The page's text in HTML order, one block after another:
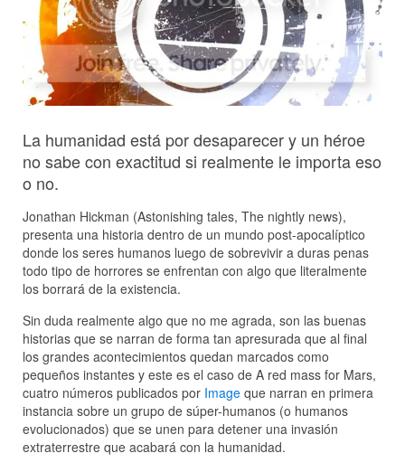
La humanidad está por desaparecer y un héroe
no sabe con exactitud si realmente le importa eso
o no.
Jonathan Hickman (Astonishing tales, The nightly news),
presenta una historia dentro de un mundo post-apocalíptico
donde los seres humanos luego de sobrevivir a duras penas
todo tipo de horrores se enfrentan con algo que literalmente
los borrará de la existencia.
Sin duda realmente algo que no me agrada, son las buenas
historias que se narran de forma tan apresurada que al final
los grandes acontecimientos quedan marcados como
pequeños instantes y este es el caso de A red mass for Mars,
cuatro números publicados por Image que narran en primera
instancia sobre un grupo de súper-humanos (o humanos
evolucionados) que se unen para detener una invasión
extraterrestre que acabará con la humanidad.